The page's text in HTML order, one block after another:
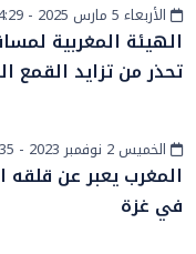
أخبار وطنيةالأربعاء 5 مارس 2025 - 14:29
الهيئة المغربية
تحذر من تزايد القمع
أخبار وطنية
الخميس 2 نوفمبر 2023 - 15:35
المغرب يعبر عن قلقه
في غزة